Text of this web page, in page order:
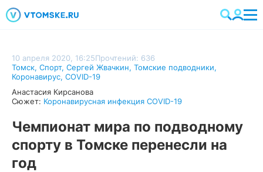
10 апреля 2020, 16:25Прочтений: 636
Томск, Спорт, Сергей Жвачкин, Томские подводники,
Коронавирус, COVID-19
Анастасия Кирсанова
Сюжет: Коронавирусная инфекция COVID-19
Чемпионат мира по подводному
спорту в Томске перенесли на
год